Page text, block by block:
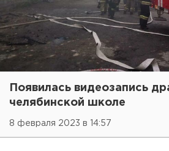
Появилась видеозапись
челябинской школе
8 февраля 2023 в 14:57